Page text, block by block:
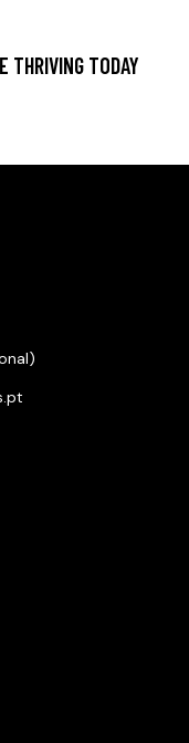
THRIVING TODAY